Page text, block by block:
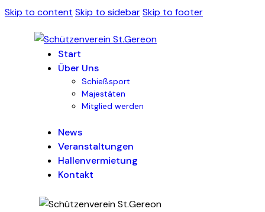
Skip to content Skip to sidebarSkip to footer
Start
Über Uns
Schießsport
Majestäten
Mitglied werden
News
Veranstaltungen
Hallenvermietung
Kontakt